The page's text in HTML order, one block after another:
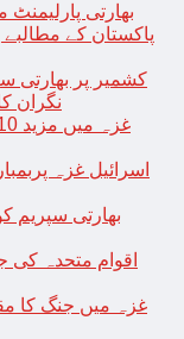
بھارتی پارلیمنٹ
پاکستان کے
کشمیر پر بھارتی
نگران
اسرائیل غزہ
بھارتی سپریم
اقوام متحدہ
غزہ میں جنگ کا